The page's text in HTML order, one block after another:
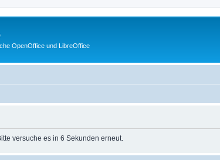
OpenOffice und LibreOffice
versuche es in 6 Sekunden erneut.